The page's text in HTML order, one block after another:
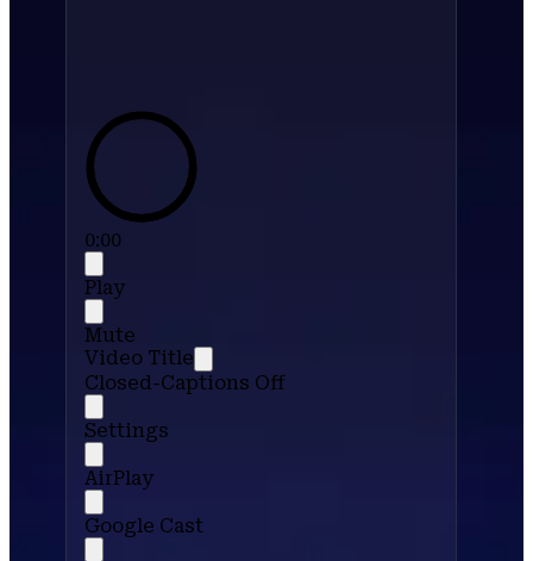
0:00
Play
Mute
Video Title
Closed-Captions Off
Settings
AirPlay
Google Cast